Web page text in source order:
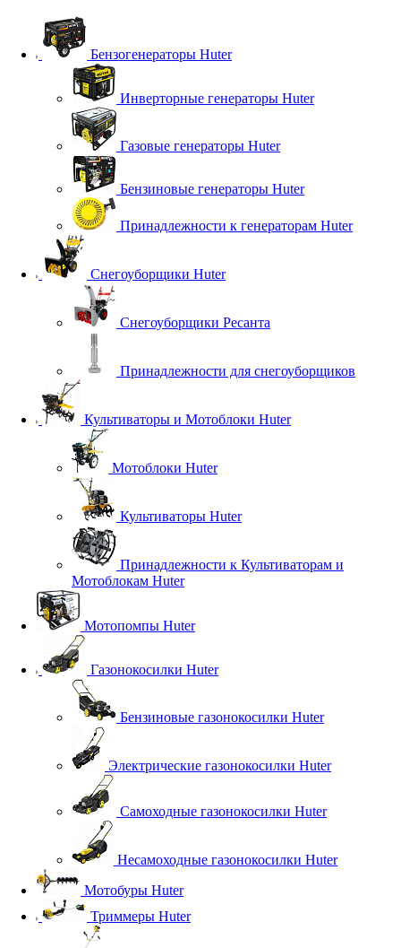
Бензогенераторы Huter
Инверторные генераторы Huter
Газовые генераторы Huter
Бензиновые генераторы Huter
Принадлежности к генераторам Huter
Снегоуборщики Huter
Снегоуборщики Ресанта
Принадлежности для снегоуборщиков
Культиваторы и Мотоблоки Huter
Мотоблоки Huter
Культиваторы Huter
Принадлежности к Культиваторам и
Мотоблокам Huter
Мотопомпы Huter
Газонокосилки Huter
Бензиновые газонокосилки Huter
Электрические газонокосилки Huter
Самоходные газонокосилки Huter
Несамоходные газонокосилки Huter
Мотобуры Huter
Триммеры Huter